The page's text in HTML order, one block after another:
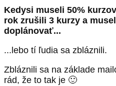
Kedysi museli 50%
rok zrušili 3 kurzy a
doplánovať...
...lebo tí ľudia sa zbláznili.
Zbláznili sa na základe
rád, že to tak je 🙂